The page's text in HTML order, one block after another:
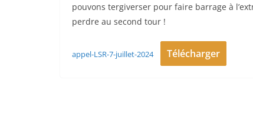
pouvons tergiverser pour faire barrage à
perdre au second tour !
appel-LSR-7-juillet-2024 Télécharger